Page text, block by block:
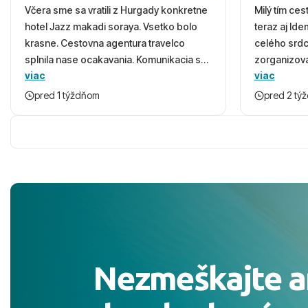
Včera sme sa vratili z Hurgady konkretne
hotel Jazz makadi soraya. Vsetko bolo
krasne. Cestovna agentura travelco
splnila nase ocakavania. Komunikacia s
panom Michalinom uzasna a napomocna.
Vsetko vysvetlil aj vo vecernych hodinach
viac
pred 1 týždňom
Milý tím
teraz aj
celého
dovolenky
prežili
čierneho!
ochotní a
celého
prostredie,
viac
pred 2
Nezmeškajte